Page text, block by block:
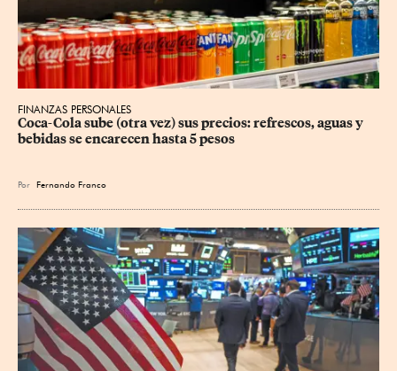
FINANZAS PERSONALES
Coca-Cola sube (otra vez) sus precios: refrescos, aguas y
bebidas se encarecen hasta 5 pesos
Por Fernando Franco